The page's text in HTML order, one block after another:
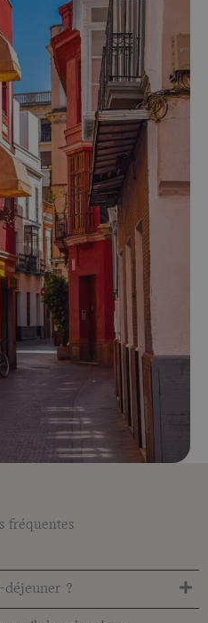
fréquentes
?